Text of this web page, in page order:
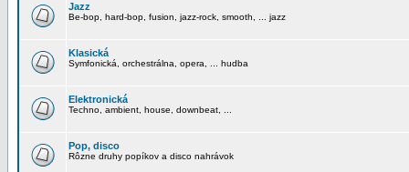
Jazz
Be-bop, hard-bop, fusion, jazz-rock, smooth, ... jazz
Klasická
Symfonická, orchestrálna, opera, ... hudba
Elektronická
Techno, ambient, house, downbeat, ...
Pop, disco
Rôzne druhy popíkov a disco nahrávok